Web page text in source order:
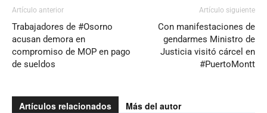
Artículo anterior
Trabajadores de #Osorno
acusan demora en
compromiso de MOP en pago
de sueldos
Artículo siguiente
Con manifestaciones de
gendarmes Ministro de
Justicia visitó cárcel en
#PuertoMontt
Artículos relacionados Más del autor